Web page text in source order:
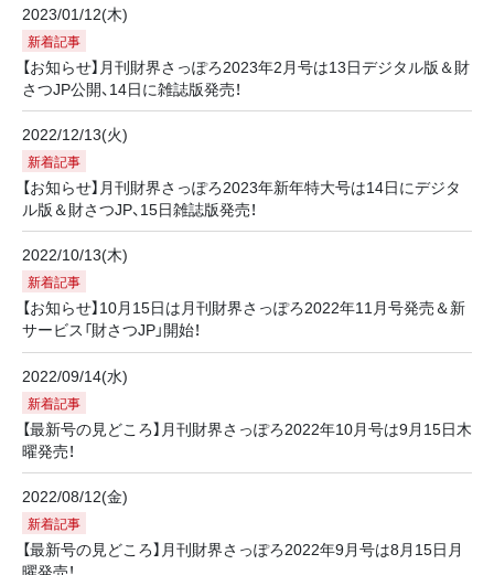
2023/01/12(木)
新着記事
【お知らせ】月刊財界さっぽろ2023年2月号は13日デジタル版＆財
さつJP公開、14日に雑誌版発売！
2022/12/13(火)
新着記事
【お知らせ】月刊財界さっぽろ2023年新年特大号は14日にデジタ
ル版＆財さつJP、15日雑誌版発売！
2022/10/13(木)
新着記事
【お知らせ】10月15日は月刊財界さっぽろ2022年11月号発売＆新
サービス「財さつJP」開始！
2022/09/14(水)
新着記事
【最新号の見どころ】月刊財界さっぽろ2022年10月号は9月15日木
曜発売！
2022/08/12(金)
新着記事
【最新号の見どころ】月刊財界さっぽろ2022年9月号は8月15日月
曜発売！